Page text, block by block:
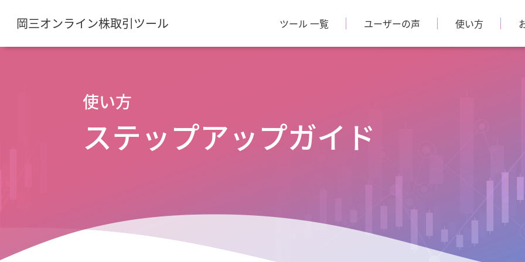
岡三オンライン株取引ツール ツール 一覧 ユーザーの声 使い方
使い方
ステップアップガイド